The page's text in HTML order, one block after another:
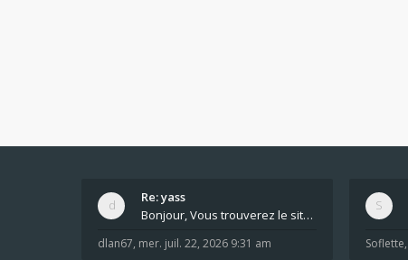
Re: yass
Bonjour, Vous trouverez le site ici dans le foru
dlan67, mer. juil. 22, 2026 9:31 am Soflette,